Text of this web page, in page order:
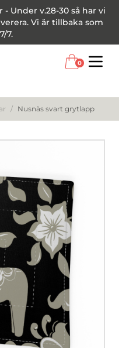
- Under v.28-30 så har vi
Vi är tillbaka som
7.
0
/ Nusnäs svart grytlapp